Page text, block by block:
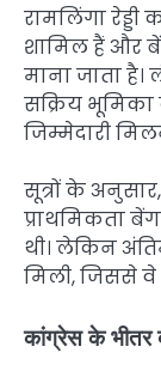
रामलिंगा
शामिल हैं और
माना जाता
सक्रिय
जिम्मेदारी
सूत्रों के
प्राथमिकता
थी। लेकिन
मिली, जिससे वे
कांग्रेस के भीतर